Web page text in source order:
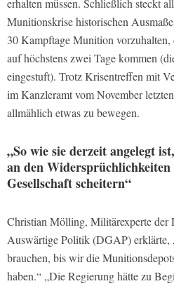
erhalten müssen. Schließlich steckt
Munitionskrise historischen
30 Kampftage Munition
auf höchstens zwei Tage kommen
eingestuft). Trotz Krisentreffen mit
im Kanzleramt vom November
allmählich etwas zu bewegen.
„So wie sie derzeit angelegt
an den
Gesellschaft scheitern“
Christian Mölling, Militärexperte der
Auswärtige Politik (DGAP) erklärte,
brauchen, bis wir die
haben.“ „Die Regierung hätte zu